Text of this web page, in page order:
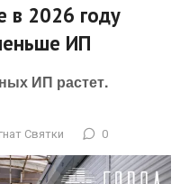
в 2026 году
ИП
ИП растет.
Святки 0